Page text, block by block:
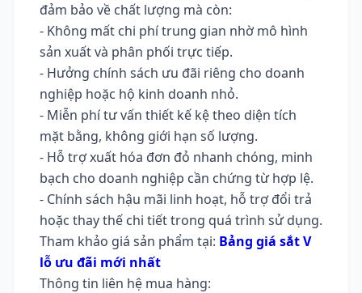
đảm bảo về chất lượng mà còn:
- Không mất chi phí trung gian nhờ mô hình
sản xuất và phân phối trực tiếp.
- Hưởng chính sách ưu đãi riêng cho doanh
nghiệp hoặc hộ kinh doanh nhỏ.
- Miễn phí tư vấn thiết kế kệ theo diện tích
mặt bằng, không giới hạn số lượng.
- Hỗ trợ xuất hóa đơn đỏ nhanh chóng, minh
bạch cho doanh nghiệp cần chứng từ hợp lệ.
- Chính sách hậu mãi linh hoạt, hỗ trợ đổi trả
hoặc thay thế chi tiết trong quá trình sử dụng.
Tham khảo giá sản phẩm tại: Bảng giá sắt V
lỗ ưu đãi mới nhất
Thông tin liên hệ mua hàng: